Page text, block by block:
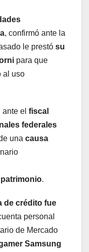
, confirmó ante la
le prestó su
para que
al uso
el fiscal
federales
una causa
.
de crédito fue
personal
de Mercado
Samsung